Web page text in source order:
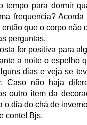
tempo para dormir
frequencia?
então que o corpo não
perguntas.
for positiva para
a noite o espelho
dias e veja se
Caso não haja
outro item da
o dia do chá de
conte! Bjs.